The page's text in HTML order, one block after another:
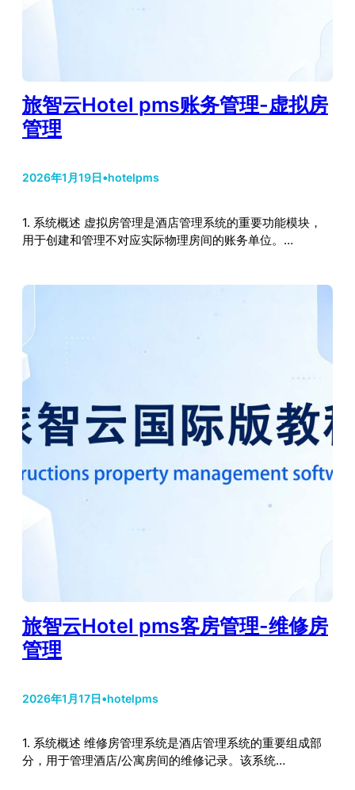
旅智云Hotel pms账务管理-虚拟房
管理
2026年1月19日•hotelpms
1. 系统概述 虚拟房管理是酒店管理系统的重要功能模块，
用于创建和管理不对应实际物理房间的账务单位。…
旅智云Hotel pms客房管理-维修房
管理
2026年1月17日•hotelpms
1. 系统概述 维修房管理系统是酒店管理系统的重要组成部
分，用于管理酒店/公寓房间的维修记录。该系统…